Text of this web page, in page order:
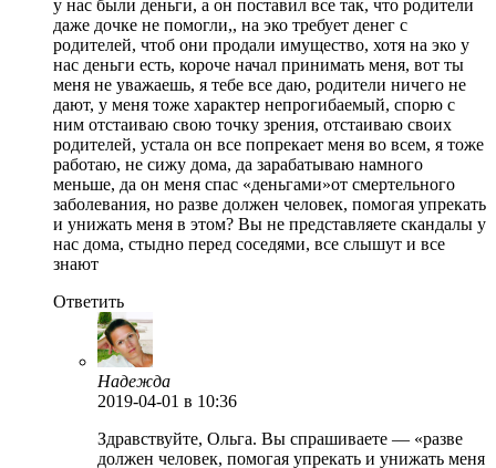
у нас были деньги, а он поставил все так, что родители
даже дочке не помогли,, на эко требует денег с
родителей, чтоб они продали имущество, хотя на эко у
нас деньги есть, короче начал принимать меня, вот ты
меня не уважаешь, я тебе все даю, родители ничего не
дают, у меня тоже характер непрогибаемый, спорю с
ним отстаиваю свою точку зрения, отстаиваю своих
родителей, устала он все попрекает меня во всем, я тоже
работаю, не сижу дома, да зарабатываю намного
меньше, да он меня спас «деньгами»от смертельного
заболевания, но разве должен человек, помогая упрекать
и унижать меня в этом? Вы не представляете скандалы у
нас дома, стыдно перед соседями, все слышут и все
знают
Ответить
Надежда
2019-04-01 в 10:36
Здравствуйте, Ольга. Вы спрашиваете — «разве
должен человек, помогая упрекать и унижать меня